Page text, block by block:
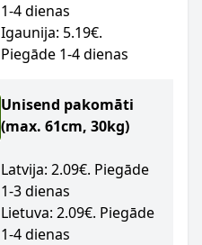
1-4 dienas
Igaunija: 5.19€.
Piegāde 1-4 dienas
Unisend pakomāti
(max. 61cm, 30kg)
Latvija: 2.09€. Piegāde
1-3 dienas
Lietuva: 2.09€. Piegāde
1-4 dienas